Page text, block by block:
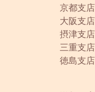
京都支
大阪支
摂津支
三重支
徳島支